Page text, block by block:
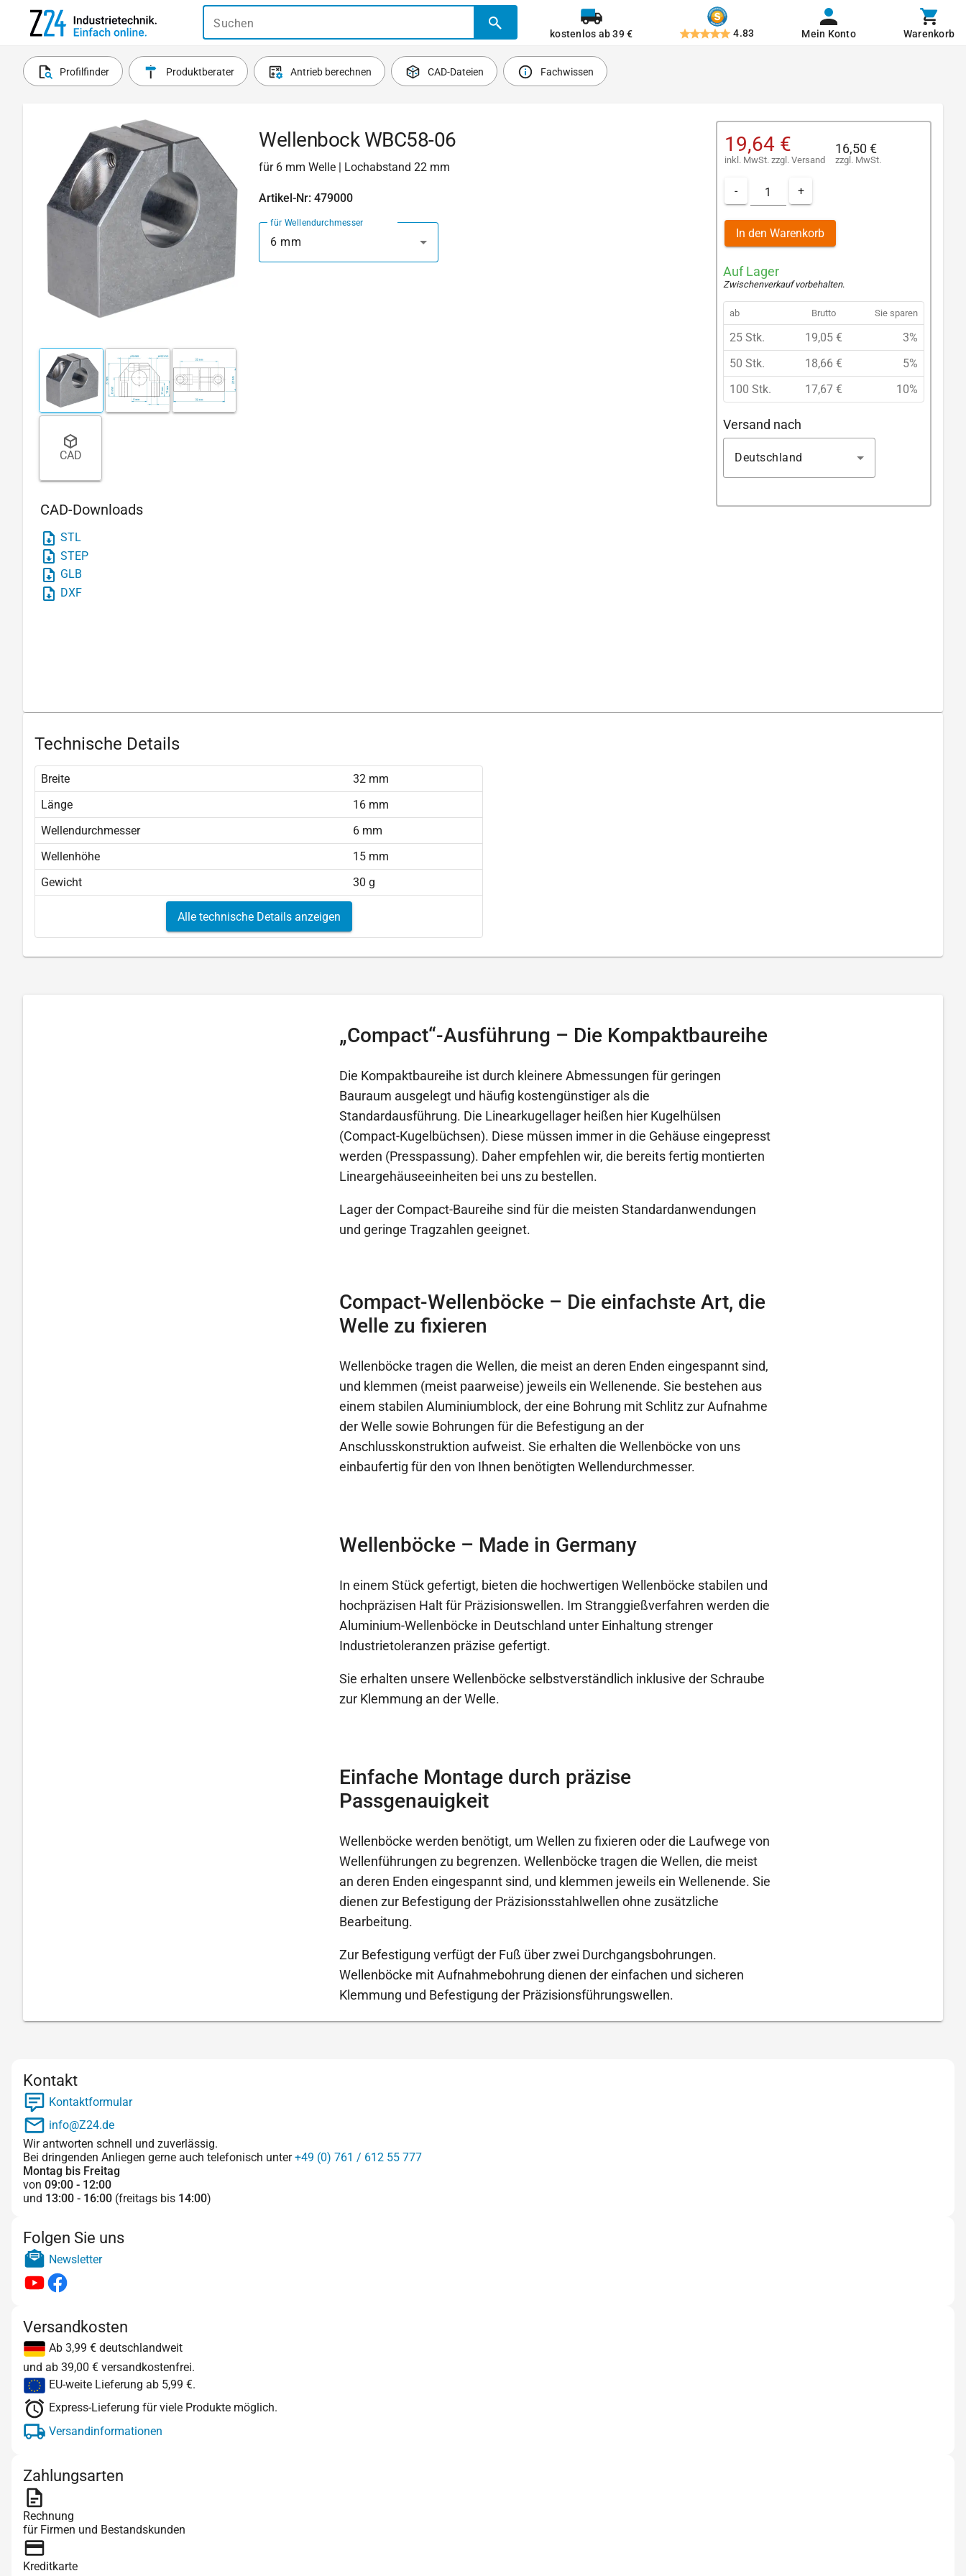
Suchen
kostenlos ab 39 € 4.83 Mein Konto Warenkorb
Profilfinder Produktberater Antrieb berechnen CAD-Dateien Fachwissen
CAD
CAD-Downloads
STL
STEP
GLB
DXF
Wellenbock WBC58-06
für 6 mm Welle | Lochabstand 22 mm
Artikel-Nr: 479000
für Wellendurchmesser
6 mm
19,64 €
inkl. MwSt. zzgl. Versand
16,50 €
zzgl. MwSt.
- +
In den Warenkorb
Auf Lager
Zwischenverkauf vorbehalten.
ab Brutto Sie sparen
25 Stk. 19,05 €
3%
50 Stk.
18,66 €
5%
100 Stk.
17,67 € 10%
Versand nach
Deutschland
Technische Details
Breite
32 mm
Länge
16 mm
Wellendurchmesser
6 mm
Wellenhöhe
15 mm
Gewicht
30 g
Alle technische Details anzeigen
„Compact“-Ausführung – Die Kompaktbaureihe
Die Kompaktbaureihe ist durch kleinere Abmessungen für geringen
Bauraum ausgelegt und häufig kostengünstiger als die
Standardausführung. Die Linearkugellager heißen hier Kugelhülsen
(Compact-Kugelbüchsen). Diese müssen immer in die Gehäuse eingepresst
werden (Presspassung). Daher empfehlen wir, die bereits fertig montierten
Lineargehäuseeinheiten bei uns zu bestellen.
Lager der Compact-Baureihe sind für die meisten Standardanwendungen
und geringe Tragzahlen geeignet.
Compact-Wellenböcke – Die einfachste Art, die
Welle zu fixieren
Wellenböcke tragen die Wellen, die meist an deren Enden eingespannt sind,
und klemmen (meist paarweise) jeweils ein Wellenende. Sie bestehen aus
einem stabilen Aluminiumblock, der eine Bohrung mit Schlitz zur Aufnahme
der Welle sowie Bohrungen für die Befestigung an der
Anschlusskonstruktion aufweist. Sie erhalten die Wellenböcke von uns
einbaufertig für den von Ihnen benötigten Wellendurchmesser.
Wellenböcke – Made in Germany
In einem Stück gefertigt, bieten die hochwertigen Wellenböcke stabilen und
hochpräzisen Halt für Präzisionswellen. Im Stranggießverfahren werden die
Aluminium-Wellenböcke in Deutschland unter Einhaltung strenger
Industrietoleranzen präzise gefertigt.
Sie erhalten unsere Wellenböcke selbstverständlich inklusive der Schraube
zur Klemmung an der Welle.
Einfache Montage durch präzise
Passgenauigkeit
Wellenböcke werden benötigt, um Wellen zu fixieren oder die Laufwege von
Wellenführungen zu begrenzen. Wellenböcke tragen die Wellen, die meist
an deren Enden eingespannt sind, und klemmen jeweils ein Wellenende. Sie
dienen zur Befestigung der Präzisionsstahlwellen ohne zusätzliche
Bearbeitung.
Zur Befestigung verfügt der Fuß über zwei Durchgangsbohrungen.
Wellenböcke mit Aufnahmebohrung dienen der einfachen und sicheren
Klemmung und Befestigung der Präzisionsführungswellen.
Kontakt
Kontaktformular
info@Z24.de
Wir antworten schnell und zuverlässig.
Bei dringenden Anliegen gerne auch telefonisch unter+49 (0) 761 / 612 55 777
Montag bis Freitag
von 09:00 - 12:00
und 13:00 - 16:00 (freitags bis 14:00)
Folgen Sie uns
Newsletter
Versandkosten
Ab 3,99 € deutschlandweit
und ab 39,00 € versandkostenfrei.
EU-weite Lieferung ab 5,99 €.
Express-Lieferung für viele Produkte möglich.
Versandinformationen
Zahlungsarten
Rechnung
für Firmen und Bestandskunden
Kreditkarte